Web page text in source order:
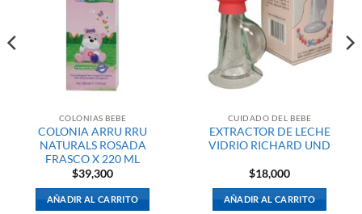
COLONIAS BEBE
COLONIA ARRU RRU
NATURALS ROSADA
FRASCO X 220 ML
$39,300
AÑADIR AL CARRITO
CUIDADO DEL BEBE
EXTRACTOR DE LECHE
VIDRIO RICHARD UND
$18,000
AÑADIR AL CARRITO